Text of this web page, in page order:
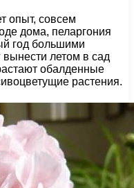
опыт, совсем
дома, пеларгония
год большими
летом в сад
обалденные
растения.